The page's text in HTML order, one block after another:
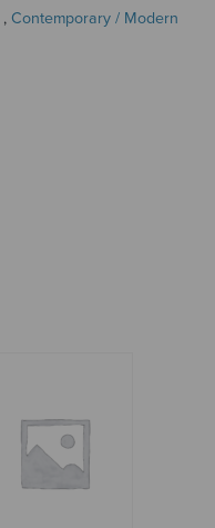
, Contemporary / Modern